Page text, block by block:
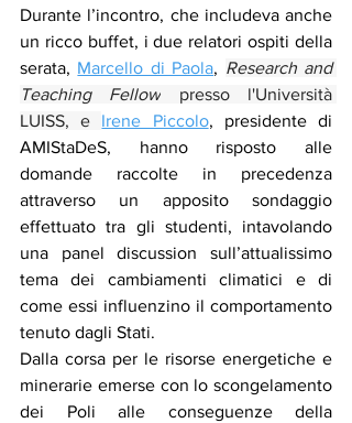
Durante l’incontro, che includeva anche
un ricco buffet, i due relatori ospiti della
serata, Marcello di Paola, Research and
Teaching Fellow presso l'Università
LUISS, e Irene Piccolo, presidente di
AMIStaDeS, hanno risposto alle
domande raccolte in precedenza
attraverso un apposito sondaggio
effettuato tra gli studenti, intavolando
una panel discussion sull’attualissimo
tema dei cambiamenti climatici e di
come essi influenzino il comportamento
tenuto dagli Stati.
Dalla corsa per le risorse energetiche e
minerarie emerse con lo scongelamento
dei Poli alle conseguenze della